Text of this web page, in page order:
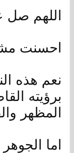
اللهم
احسنت
نعم هذه
برؤيته
المظهر
اما